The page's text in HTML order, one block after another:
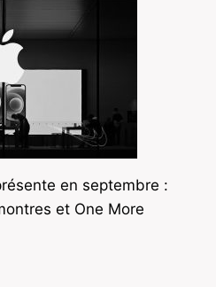
en septembre :
et One More